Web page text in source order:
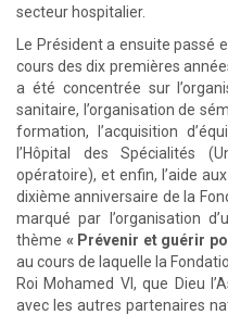
secteur hospitalier.
Le Président a ensuite passé
cours des dix premières
a été concentrée sur
sanitaire, l’organisation de
formation, l’acquisition
l’Hôpital des Spécialités
opératoire), et enfin, l’aide
dixième anniversaire de la
marqué par l’organisation
thème « Prévenir et guérir
au cours de laquelle la
Roi Mohamed VI, que Dieu
avec les autres partenaires